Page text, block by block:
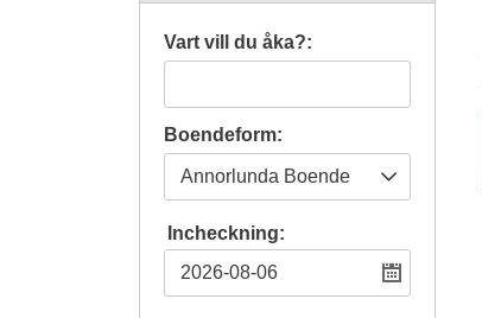
Vart vill du åka?:
Boendeform:
Incheckning: